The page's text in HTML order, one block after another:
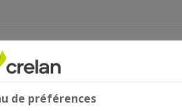
investir
05-07
de préférences